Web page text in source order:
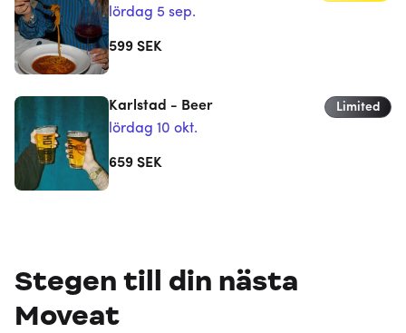
lördag 5 sep.
599 SEK
Karlstad - Beer
lördag 10 okt.
Limited
659 SEK
Stegen till din nästa
Moveat